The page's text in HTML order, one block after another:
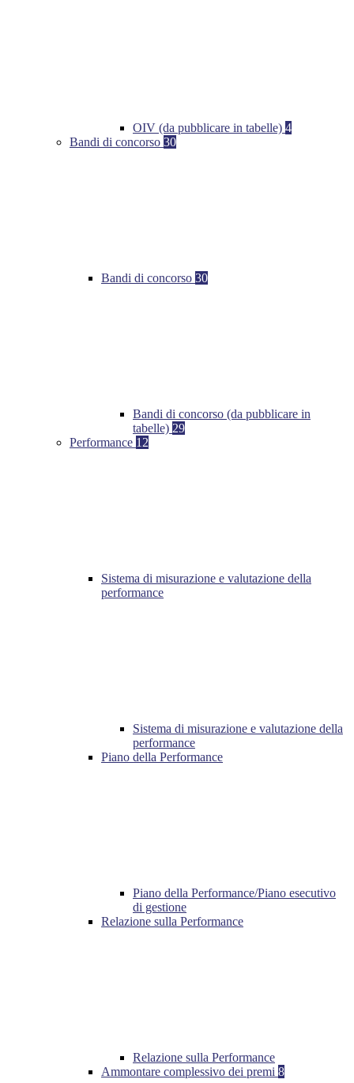
OIV (da pubblicare in tabelle) 4
Bandi di concorso 30
Bandi di concorso 30
Bandi di concorso (da pubblicare in
tabelle) 29
Performance 12
Sistema di misurazione e valutazione della
performance
Sistema di misurazione e valutazione della
performance
Piano della Performance
Piano della Performance/Piano esecutivo
di gestione
Relazione sulla Performance
Relazione sulla Performance
Ammontare complessivo dei premi 8